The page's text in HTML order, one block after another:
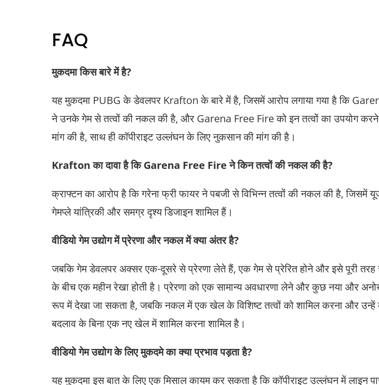
FAQ
मुकदमा किस बारे में है?
यह मुकदमा PUBG के डेवलपर Krafton के बारे में है, जिसमें आरोप लगाया गया है कि
ने उनके गेम से तत्वों की नकल की है, और Garena Free Fire को इन तत्वों का उपयोग
मांग की है, साथ ही कॉपीराइट उल्लंघन के लिए नुकसान की मांग की है।
Krafton का दावा है कि Garena Free Fire ने किन तत्वों की नकल की है?
क्राफ्टन का आरोप है कि गरेना फ्री फायर ने पबजी से विभिन्न तत्वों की नकल की है, जिसमें
गेमप्ले यांत्रिकी और समग्र दृश्य डिजाइन शामिल हैं।
वीडियो गेम उद्योग में प्रेरणा और नकल में क्या अंतर है?
जबकि गेम डेवलपर अक्सर एक-दूसरे से प्रेरणा लेते हैं, एक गेम से प्रेरित होने और इसे पूरी तरह
के बीच एक महीन रेखा होती है। प्रेरणा को एक सामान्य अवधारणा लेने और कुछ नया और
रूप में देखा जा सकता है, जबकि नकल में एक खेल के विशिष्ट तत्वों को शामिल करना और उन्हें
बदलाव के बिना एक नए खेल में शामिल करना शामिल है।
वीडियो गेम उद्योग के लिए मुकदमे का क्या प्रभाव पड़ता है?
यह मुकदमा इस बात के लिए एक मिसाल कायम कर सकता है कि कॉपीराइट उल्लंघन में लाइन